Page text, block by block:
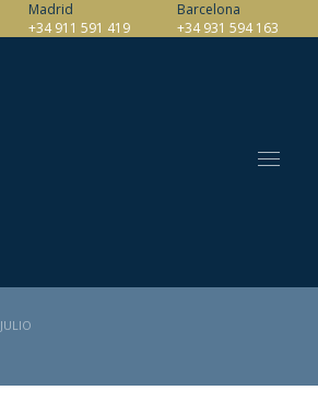
Madrid
+34 911 591 419
Barcelona
+34 931 594 163
JULIO